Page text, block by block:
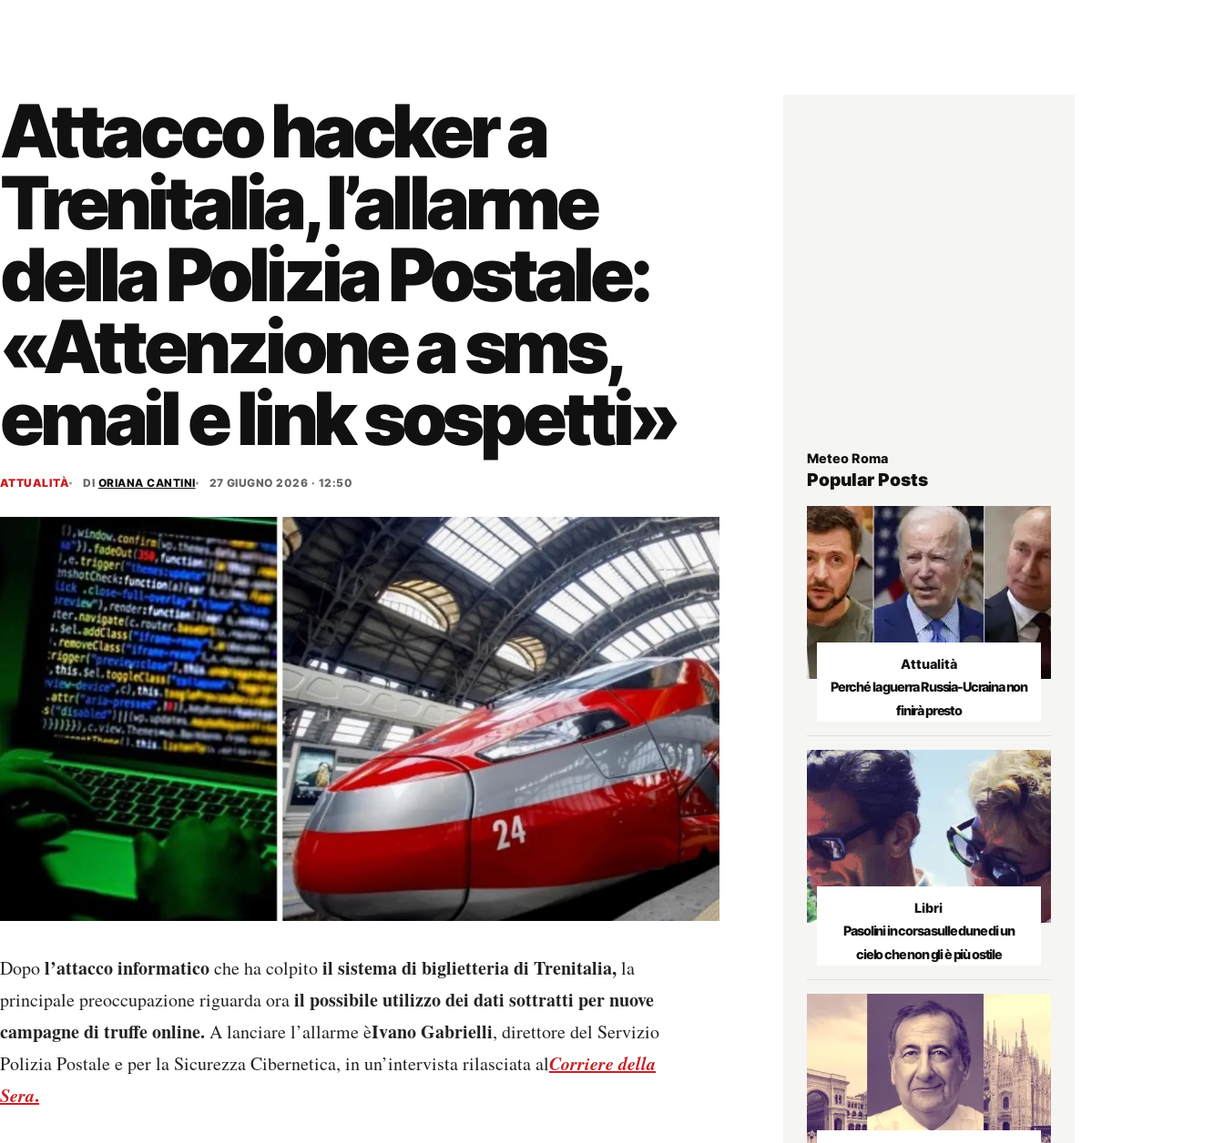
Attacco hacker a
Trenitalia, l’allarme
della Polizia Postale:
«Attenzione a sms,
email e link sospetti»
ATTUALITÀ DI ORIANA CANTINI 27 GIUGNO 2026 · 12:50
Dopol’attacco informaticoche ha colpitoil sistema di biglietteria di Trenitalia,la
principale preoccupazione riguarda orail possibile utilizzo dei dati sottratti per nuove
campagne di truffe online. A lanciare l’allarme èIvano Gabrielli, direttore del Servizio
Polizia Postale e per la Sicurezza Cibernetica, in un’intervista rilasciata alCorriere della
Sera.
Meteo Roma
Popular Posts
Attualità
Perché la guerra Russia-Ucraina non
finirà presto
Libri
Pasolini in corsa sulle dune di un
cielo che non gli è più ostile